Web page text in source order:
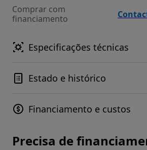
Comprar com
financiamento
Especificações técnicas
Estado e histórico
Financiamento e custos
Precisa de